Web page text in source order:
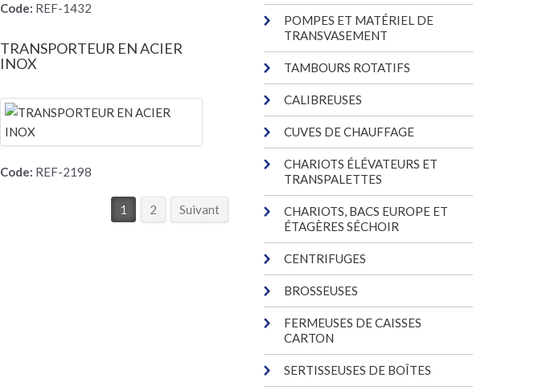
Code: REF-1432
TRANSPORTEUR EN ACIER
INOX
Code: REF-2198
1 2 Suivant
POMPES ET MATÉRIEL DE
TRANSVASEMENT
TAMBOURS ROTATIFS
CALIBREUSES
CUVES DE CHAUFFAGE
CHARIOTS ÉLÉVATEURS ET
TRANSPALETTES
CHARIOTS, BACS EUROPE ET
ÉTAGÈRES SÉCHOIR
CENTRIFUGES
BROSSEUSES
FERMEUSES DE CAISSES
CARTON
SERTISSEUSES DE BOÎTES